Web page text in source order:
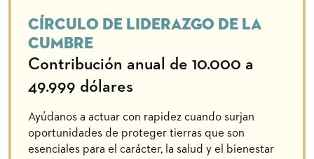
Círculo de Liderazgo de la
Cumbre
Contribución anual de 10.000 a
49.999 dólares
Ayúdanos a actuar con rapidez cuando surjan
oportunidades de proteger tierras que son
esenciales para el carácter, la salud y el bienestar